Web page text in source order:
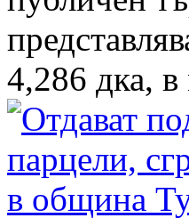
4,286 дка, в